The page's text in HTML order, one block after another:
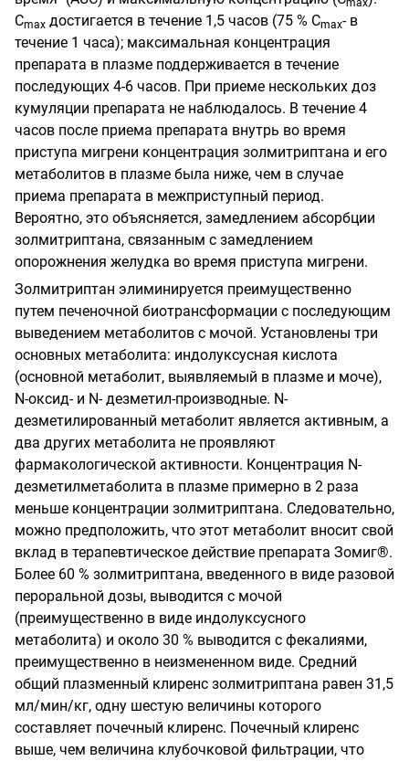
Cmax достигается в течение 1,5 часов (75 % Cmax- в
течение 1 часа); максимальная концентрация
препарата в плазме поддерживается в течение
последующих 4-6 часов. При приеме нескольких доз
кумуляции препарата не наблюдалось. В течение 4
часов после приема препарата внутрь во время
приступа мигрени концентрация золмитриптана и его
метаболитов в плазме была ниже, чем в случае
приема препарата в межприступный период.
Вероятно, это объясняется, замедлением абсорбции
золмитриптана, связанным с замедлением
опорожнения желудка во время приступа мигрени.
Золмитриптан элиминируется преимущественно
путем печеночной биотрансформации с последующим
выведением метаболитов с мочой. Установлены три
основных метаболита: индолуксусная кислота
(основной метаболит, выявляемый в плазме и моче),
N-оксид- и N- дезметил-производные. N-
дезметилированный метаболит является активным, а
два других метаболита не проявляют
фармакологической активности. Концентрация N-
дезметилметаболита в плазме примерно в 2 раза
меньше концентрации золмитриптана. Следовательно,
можно предположить, что этот метаболит вносит свой
вклад в терапевтическое действие препарата Зомиг®.
Более 60 % золмитриптана, введенного в виде разовой
пероральной дозы, выводится с мочой
(преимущественно в виде индолуксусного
метаболита) и около 30 % выводится с фекалиями,
преимущественно в неизмененном виде. Средний
общий плазменный клиренс золмитриптана равен 31,5
мл/мин/кг, одну шестую величины которого
составляет почечный клиренс. Почечный клиренс
выше, чем величина клубочковой фильтрации, что